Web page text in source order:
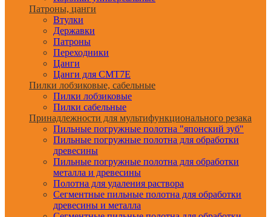
Патроны, цанги
Втулки
Державки
Патроны
Переходники
Цанги
Цанги для CMT7E
Пилки лобзиковые, сабельные
Пилки лобзиковые
Пилки сабельные
Принадлежности для мультифункционального резака
Пильные погружные полотна "японский зуб"
Пильные погружные полотна для обработки
древесины
Пильные погружные полотна для обработки
металла и древесины
Полотна для удаления раствора
Сегментные пильные полотна для обработки
древесины и металла